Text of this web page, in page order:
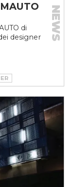
di
designer
NEWS
DI TORINO